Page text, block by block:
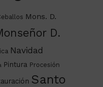
Mons. D.
D.
Navidad
Pintura Procesión
Santo